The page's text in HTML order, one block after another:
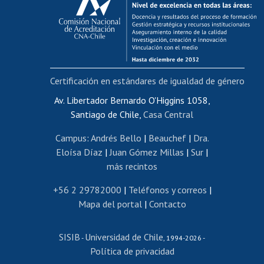
Postulación al AUCAI
Funcionarias/os
Cursos internos de capacitación
Bienestar del personal
Portal de movilidad interna
Certificado de renta
Certificado de renta honorarios
Editar páginas blancas
Extranjeras/os
Revalidación y reconocimiento de títulos
Postulación al Programa de Movilidad Estudiantil
Cursos de español
Av. Libertador Bernardo O'Higgins 1058,
Santiago de Chile, Casa Central
Campus: Andrés Bello | Beauchef| Dra.
Eloísa Díaz |Juan Gómez Millas | Sur |
más recintos
+56 2 29782000 | Teléfonos y correos |
Mapa del portal| Contacto
SISIB - Universidad de Chile, 1994-2026 -
Política de privacidad
Certificación en estándares de igualdad de género